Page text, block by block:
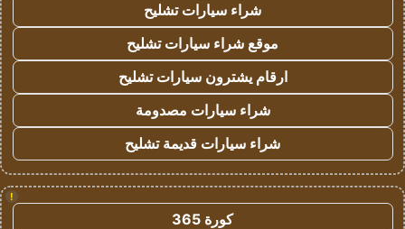
شراء سيارات تشليح
موقع شراء سيارات تشليح
ارقام يشترون سيارات تشليح
شراء سيارات مصدومة
شراء سيارات قديمة تشليح
!
كورة 365